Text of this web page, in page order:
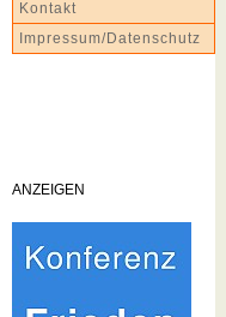
Kontakt
Impressum/Datenschutz
ANZEIGEN